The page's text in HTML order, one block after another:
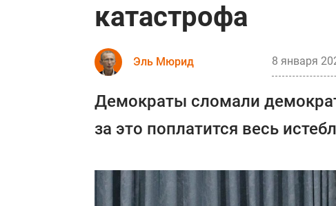
катастрофа
Эль Мюрид 8 января
Демократы сломали
за это поплатится весь